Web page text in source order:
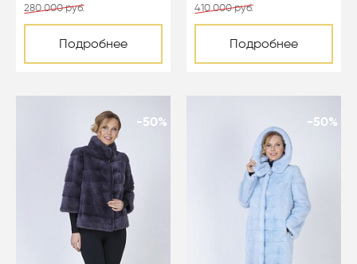
280 000 руб.
Подробнее
410 000 руб.
Подробнее
-50% -50%